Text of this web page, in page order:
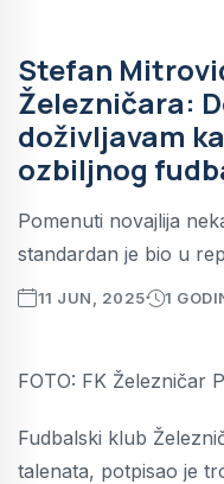
Stefan
Železničara:
doživljavam
ozbiljnog
Pomenuti novajlija
standardan je bio u
11 JUN, 2025 1
FOTO: FK Železničar
Fudbalski klub
talenata, potpisao je